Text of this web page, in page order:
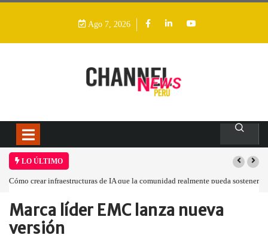
Ago 7, 2026
LO ÚLTIMO
Cómo crear infraestructuras de IA que la comunidad realmente pueda sostener
Home Empresa Marca líder EMC…
Marca líder EMC lanza nueva
versión